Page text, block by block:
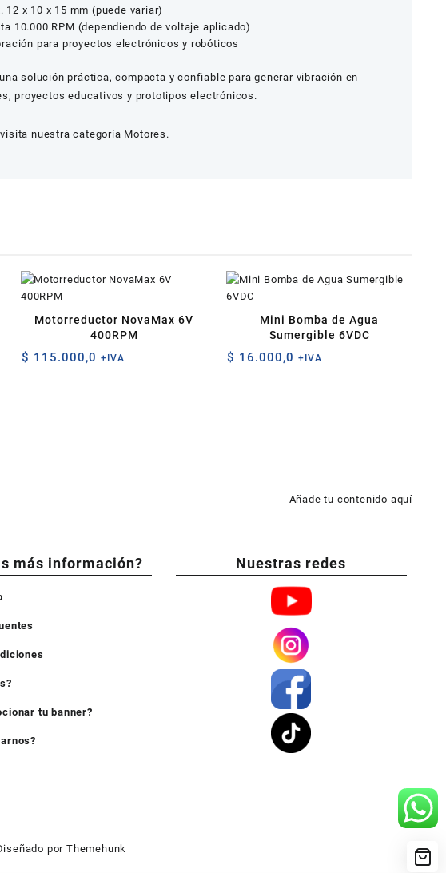
12 x 10 x 15 mm (puede variar)
10.000 RPM (dependiendo de voltaje aplicado)
para proyectos electrónicos y robóticos
solución práctica, compacta y confiable para generar vibración en
proyectos educativos y prototipos electrónicos.
nuestra categoría Motores.
Motorreductor NovaMax 6V
400RPM
$ 115.000,0 +IVA
Mini Bomba de Agua
Sumergible 6VDC
$ 16.000,0 +IVA
Añade tu contenido aquí
más información?
tu banner?
Nuestras redes
por Themehunk